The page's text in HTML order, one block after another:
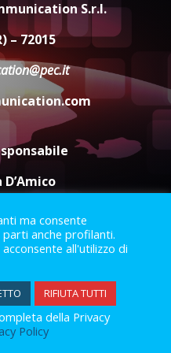
14:16
coordinatrice
d’Italia,
in Consiglio
08:00
S.r.l.
– 72015
Privacy Policy
Legali
Youtube
byCreativestudio
ma consente
anche profilanti.
all'utilizzo di
RIFIUTA TUTTI
della Privacy
Policy